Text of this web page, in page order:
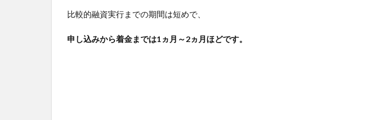
比較的融資実行までの期間は短めで、
申し込みから着金までは1ヵ月～2ヵ月ほどです。